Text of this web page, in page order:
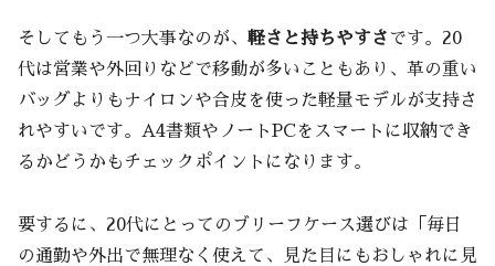
そしてもう一つ大事なのが、 軽さと持ちやすさです。20
代は営業や外回りなどで移動が多いこともあり、革の重い
バッグよりもナイロンや合皮を使った軽量モデルが支持さ
れやすいです。A4書類やノートPCをスマートに収納でき
るかどうかもチェックポイントになります。
要するに、20代にとってのブリーフケース選びは「毎日
の通勤や外出で無理なく使えて、見た目にもおしゃれに見